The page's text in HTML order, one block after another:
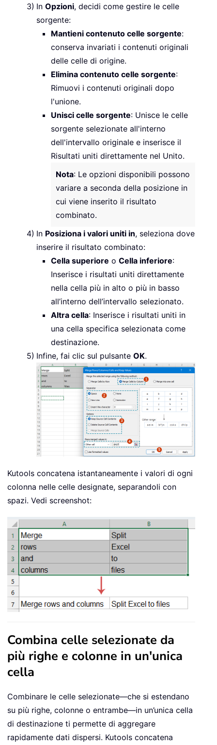
In Opzioni, decidi come gestire le celle
sorgente:
Mantieni contenuto celle sorgente:
conserva invariati i contenuti originali
delle celle di origine.
Elimina contenuto celle sorgente:
Rimuovi i contenuti originali dopo
l'unione.
Unisci celle sorgente: Unisce le celle
sorgente selezionate all'interno
dell'intervallo originale e inserisce il
Risultati uniti direttamente nel Unito.
Nota: Le opzioni disponibili possono
variare a seconda della posizione in
cui viene inserito il risultato
combinato.
In Posiziona i valori uniti in, seleziona dove
inserire il risultato combinato:
Cella superiore o Cella inferiore:
Inserisce i risultati uniti direttamente
nella cella più in alto o più in basso
all’interno dell’intervallo selezionato.
Altra cella: Inserisce i risultati uniti in
una cella specifica selezionata come
destinazione.
Infine, fai clic sul pulsante OK.
Kutools concatena istantaneamente i valori di ogni
colonna nelle celle designate, separandoli con
spazi. Vedi screenshot:
Combina celle selezionate da
più righe e colonne in un'unica
cella
Combinare le celle selezionate—che si estendano
su più righe, colonne o entrambe—in un’unica cella
di destinazione ti permette di aggregare
rapidamente dati dispersi. Kutools concatena